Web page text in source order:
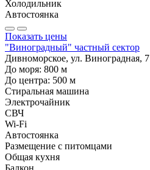
Холодильник
Автостоянка
Показать цены
"Виноградный" частный сектор
Дивноморское, ул. Виноградная, 7
До моря: 800 м
До центра: 500 м
Стиральная машина
Электрочайник
СВЧ
Wi-Fi
Автостоянка
Размещение с питомцами
Общая кухня
Балкон